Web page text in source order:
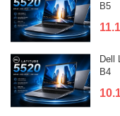
B5
Dell
B4